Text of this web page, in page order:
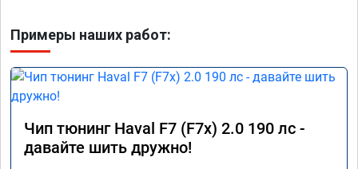
Примеры наших работ:
Чип тюнинг Haval F7 (F7x) 2.0 190 лс -
давайте шить дружно!